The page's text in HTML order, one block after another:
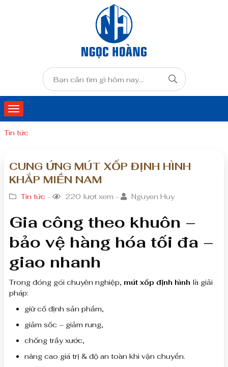
Tin tức
CUNG ỨNG MÚT XỐP ĐỊNH HÌNH
KHẮP MIỀN NAM
Tin tức - 220 lượt xem - Nguyen Huy
Gia công theo khuôn –
bảo vệ hàng hóa tối đa –
giao nhanh
Trong đóng gói chuyên nghiệp, mút xốp định hình là giải
pháp:
giữ cố định sản phẩm,
giảm sốc – giảm rung,
chống trầy xước,
nâng cao giá trị & độ an toàn khi vận chuyển.